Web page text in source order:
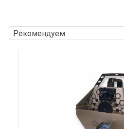
Рекомендуем